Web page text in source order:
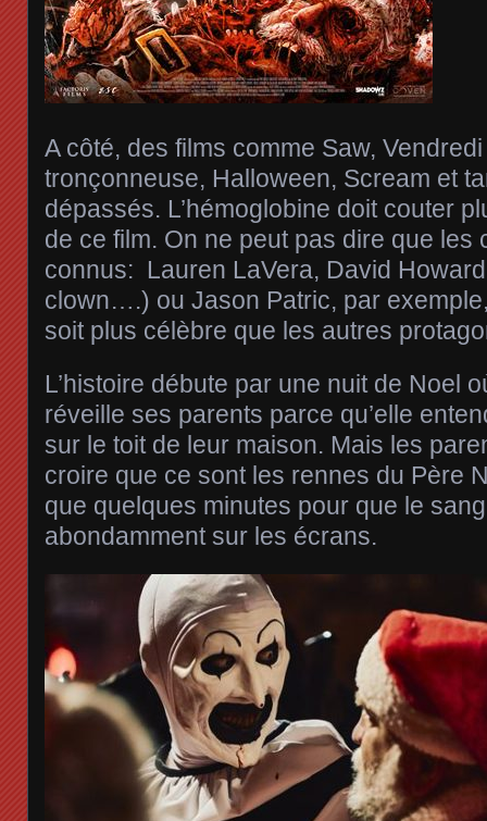
A côté, des films comme Saw,
tronçonneuse, Halloween, Scream et
dépassés. L’hémoglobine doit couter
de ce film. On ne peut pas dire que les
connus: Lauren LaVera, David
clown….) ou Jason Patric, par
soit plus célèbre que les autres
L’histoire débute par une nuit de Noel
réveille ses parents parce qu’elle
sur le toit de leur maison. Mais les
croire que ce sont les rennes du Père
que quelques minutes pour que le
abondamment sur les écrans.